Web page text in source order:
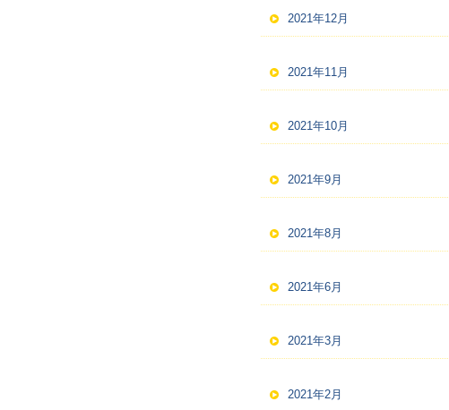
2021年12月
2021年11月
2021年10月
2021年9月
2021年8月
2021年6月
2021年3月
2021年2月